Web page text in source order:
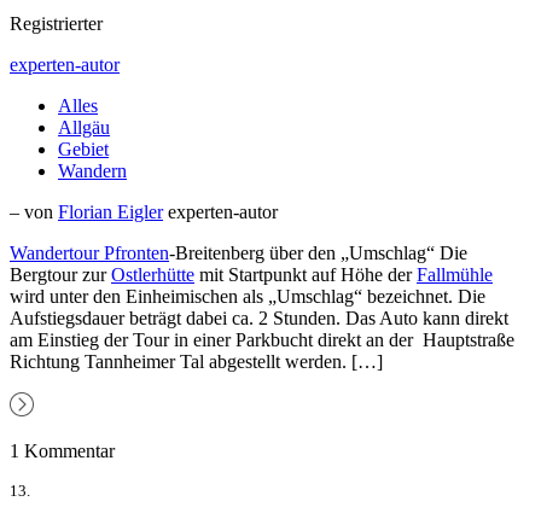
Registrierter
experten-autor
Alles
Allgäu
Gebiet
Wandern
– von Florian Eigler experten-autor
WandertourPfronten-Breitenberg über den „Umschlag“ Die
Bergtour zurOstlerhütte mit Startpunkt auf Höhe derFallmühle
wird unter den Einheimischen als „Umschlag“ bezeichnet. Die
Aufstiegsdauer beträgt dabei ca. 2 Stunden. Das Auto kann direkt
am Einstieg der Tour in einer Parkbucht direkt an der Hauptstraße
Richtung Tannheimer Tal abgestellt werden. […]
1 Kommentar
13.